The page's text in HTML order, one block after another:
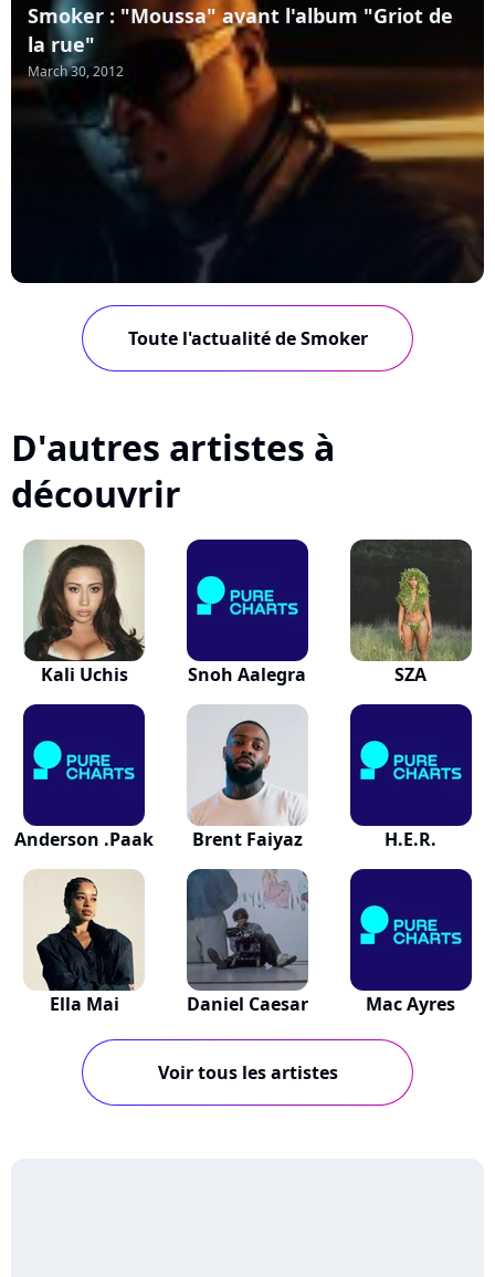
Smoker : "Moussa" avant l'album "Griot de
la rue"
March 30, 2012
Toute l'actualité de Smoker
D'autres artistes à
découvrir
Kali Uchis Snoh Aalegra SZA
Anderson .Paak Brent Faiyaz H.E.R.
Ella Mai Daniel Caesar Mac Ayres
Voir tous les artistes